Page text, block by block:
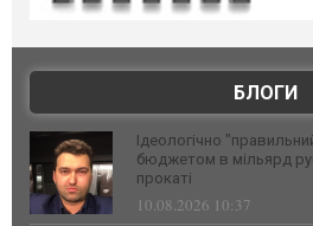
БЛОГИ
Ідеологічно
бюджетом в мільярд
прокаті
10.08.2026 10:37